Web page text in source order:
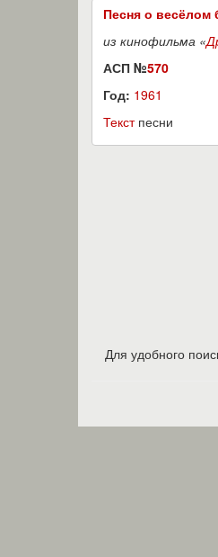
Песня о весёлом
из кинофильма «
АСП №570
Год: 1961
Текстпесни
Для удобного